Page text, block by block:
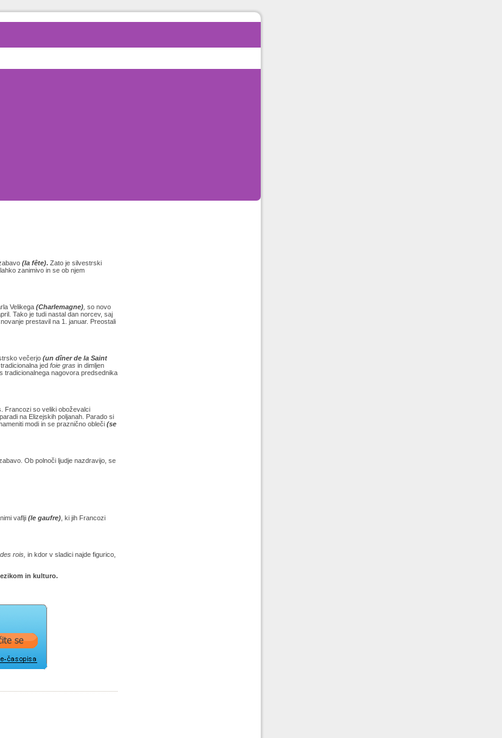
(la fête). Zato je silvestrski
zanimivo in se ob njem
Velikega (Charlemagne) so novo
Tako je tudi nastal dan norcev, saj
prestavil na 1. januar. Preostali
večerjo (un dîner de la Saint
tradicionalna jed foie gras in dimljen
tradicionalnega nagovora predsednika
Francozi so veliki oboževalci
na Elizejskih poljanah. Parado si
modi in se praznično obleči (se
Ob polnoči ljudje nazdravijo, se
vaflji (le gaufre) , ki jih Francozi
rois, in kdor v sladici najde figurico,
in kulturo.